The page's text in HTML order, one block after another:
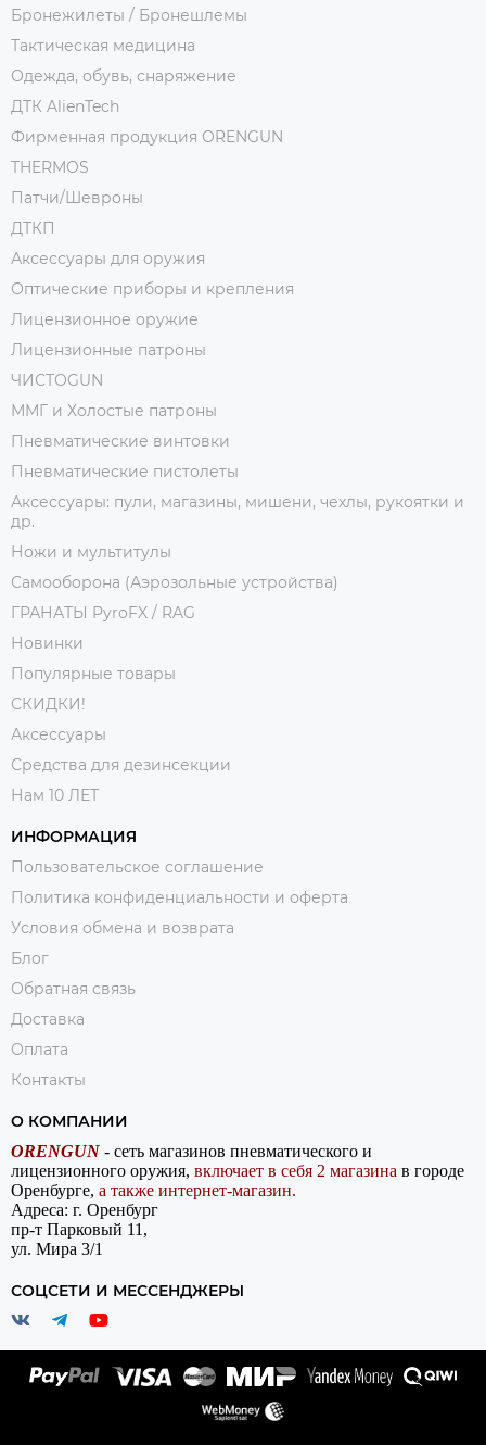
Бронежилеты / Бронешлемы
Тактическая медицина
Одежда, обувь, снаряжение
ДТК AlienTech
Фирменная продукция ORENGUN
THERMOS
Патчи/Шевроны
ДТКП
Аксессуары для оружия
Оптические приборы и крепления
Лицензионное оружие
Лицензионные патроны
ЧИСТОGUN
ММГ и Холостые патроны
Пневматические винтовки
Пневматические пистолеты
Аксессуары: пули, магазины, мишени, чехлы, рукоятки и
др.
Ножи и мультитулы
Самооборона (Аэрозольные устройства)
ГРАНАТЫ PyroFX / RAG
Новинки
Популярные товары
СКИДКИ!
Аксессуары
Средства для дезинсекции
Нам 10 ЛЕТ
ИНФОРМАЦИЯ
Пользовательское соглашение
Политика конфиденциальности и оферта
Условия обмена и возврата
Блог
Обратная связь
Доставка
Оплата
Контакты
О КОМПАНИИ
ORENGUN - сеть магазинов пневматического и
лицензионного оружия, включает в себя 2 магазина в городе
Оренбурге, а также интернет-магазин.
Адреса: г. Оренбург
пр-т Парковый 11,
ул. Мира 3/1
СОЦСЕТИ И МЕССЕНДЖЕРЫ